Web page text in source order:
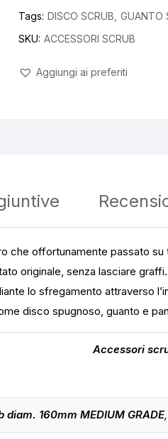
Tags: DISCO SCRUB GUANTO
SKU: ACCESSORI SCRUB
Aggiungi ai preferiti
che offortunamente passato
originale, senza lasciare
lo sfregamento attraverso
disco spugnoso, guanto e
Accessori
diam. 160mm MEDIUM GRADE,